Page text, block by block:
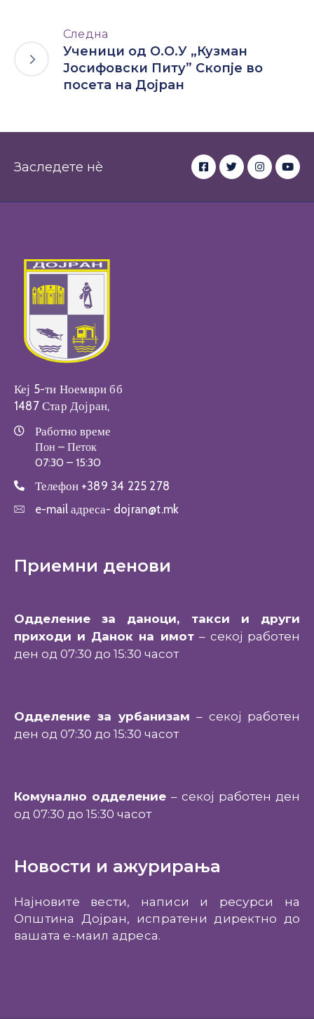
Следна
Ученици од О.О.У „Кузман
Јосифовски Питу” Скопје во
посета на Дојран
Заследете нè
Кеј 5-ти Ноември бб
1487 Стар Дојран,
Работно време
Пон – Петок
07:30 – 15:30
Телефон +389 34 225 278
e-mail адреса- dojran@t.mk
Приемни денови
Одделение за даноци, такси и други
приходи и Данок на имот– секој работен
ден од 07:30 до 15:30 часот
Одделение за урбанизам – секој работен
ден од 07:30 до 15:30 часот
Комунално одделение – секој работен ден
од 07:30 до 15:30 часот
Новости и ажурирања
Најновите вести, написи и ресурси на
Општина Дојран, испратени директно до
вашата е-маил адреса.